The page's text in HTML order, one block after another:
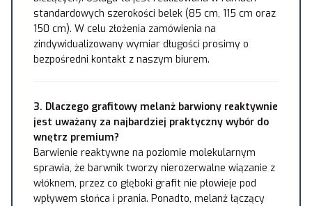
standardowych szerokości belek (85 cm, 115 cm oraz
150 cm). W celu złożenia zamówienia na
zindywidualizowany wymiar długości prosimy o
bezpośredni kontakt z naszym biurem.
3. Dlaczego grafitowy melanż barwiony reaktywnie
jest uważany za najbardziej praktyczny wybór do
wnętrz premium?
Barwienie reaktywne na poziomie molekularnym
sprawia, że barwnik tworzy nierozerwalne wiązanie z
włóknem, przez co głęboki grafit nie płowieje pod
wpływem słońca i prania. Ponadto, melanż łączący